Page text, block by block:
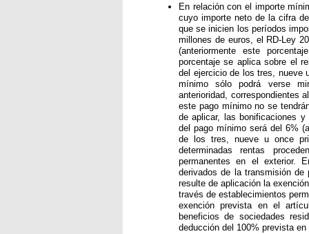
En relación con el importe
cuyo importe neto de la cifra
que se inicien los períodos
millones de euros, el RD-Ley
(anteriormente este
porcentaje se aplica sobre el
del ejercicio de los tres, nueve
mínimo sólo podrá verse
anterioridad, correspondientes
este pago mínimo no se
de aplicar, las bonificaciones
del pago mínimo será del 6%
de los tres, nueve u once
determinadas rentas
permanentes en el exterior.
derivados de la transmisión
resulte de aplicación la
través de establecimientos
exención prevista en el
beneficios de sociedades
deducción del 100% prevista